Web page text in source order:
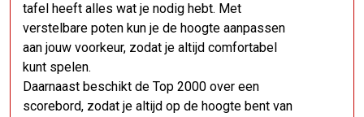
tafel heeft alles wat je nodig hebt. Met
verstelbare poten kun je de hoogte aanpassen
aan jouw voorkeur, zodat je altijd comfortabel
kunt spelen.
Daarnaast beschikt de Top 2000 over een
scorebord, zodat je altijd op de hoogte bent van